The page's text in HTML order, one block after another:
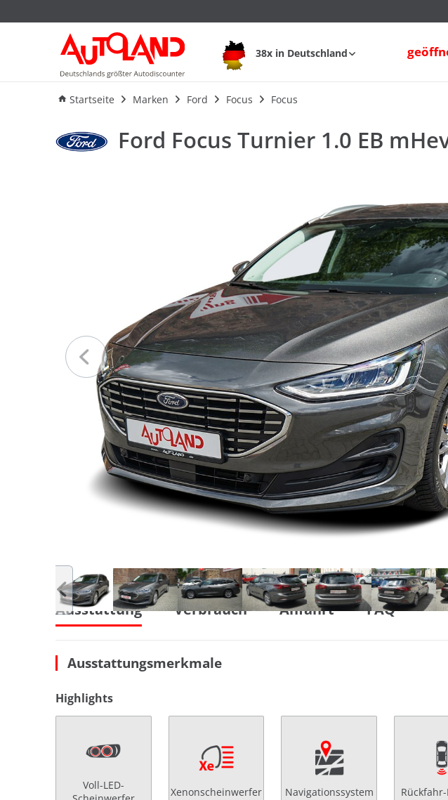
38x in Deutschland
Startseite Marken Ford Focus Focus
Ausstattung Verbrauch
Ford Focus Turnier 1.0 EB
Ausstattung Verbrauch Anfahrt FAQ
Ausstattungsmerkmale
Highlights
Voll-LED-
Xenonscheinwerfer Navigationssystem